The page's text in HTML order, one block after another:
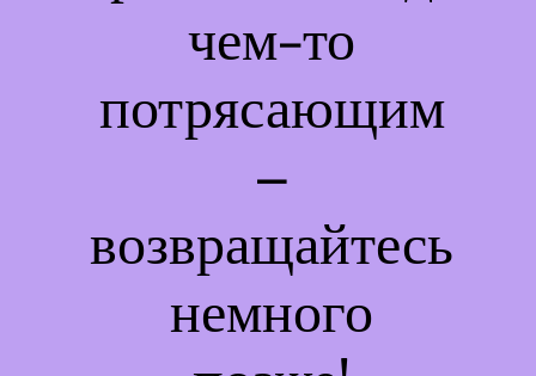
чем-то
потрясающим
–
возвращайтесь
немного